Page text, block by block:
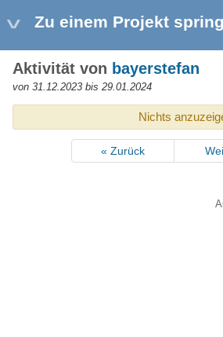
Zu einem Projekt
Aktivität von bayerstefan
von 31.12.2023 bis 29.01.2024
Nichts
« Zurück